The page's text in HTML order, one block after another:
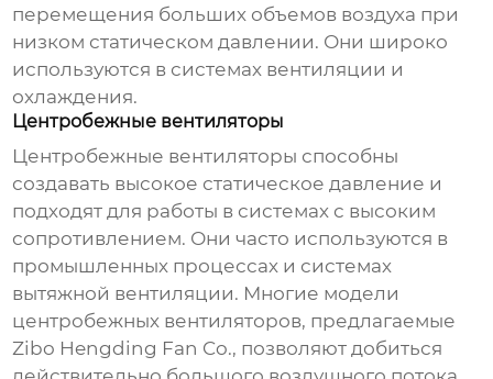
перемещения больших объемов воздуха при
низком статическом давлении. Они широко
используются в системах вентиляции и
охлаждения.
Центробежные вентиляторы
Центробежные вентиляторы способны
создавать высокое статическое давление и
подходят для работы в системах с высоким
сопротивлением. Они часто используются в
промышленных процессах и системах
вытяжной вентиляции. Многие модели
центробежных вентиляторов, предлагаемые
Zibo Hengding Fan Co., позволяют добиться